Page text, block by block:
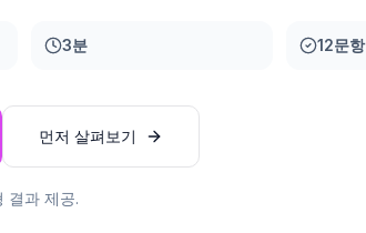
3분 12문항
먼저 살펴보기
결과 제공.